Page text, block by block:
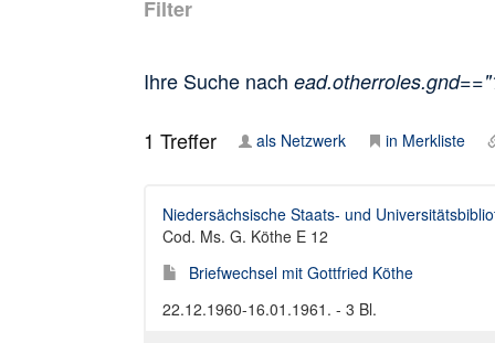
Filter
Ihre Suche nach
1 Treffer als Netzwerk in Merkliste
Niedersächsische Staats- und
Cod. Ms. G. Köthe E 12
Briefwechsel mit Gottfried Köthe
22.12.1960-16.01.1961. - 3 Bl.